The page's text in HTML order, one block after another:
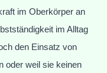
im Oberkörper an
im Alltag
den Einsatz von
oder weil sie keinen